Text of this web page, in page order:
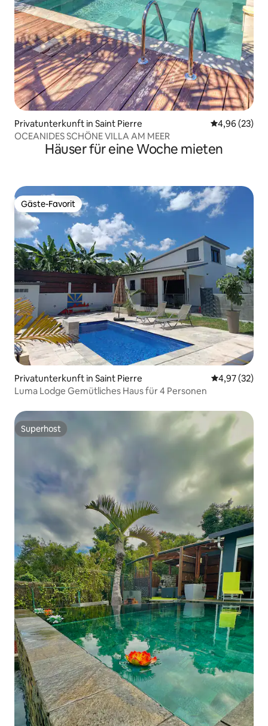
Privatunterkunft in Saint Pierre
4,96 (23)
OCEANIDES SCHÖNE VILLA AM MEER
Häuser für eine Woche mieten
Gäste-Favorit
Gäste-Favorit
Privatunterkunft in Saint Pierre
4,97 (32)
Luma Lodge Gemütliches Haus für 4 Personen
Superhost
Superhost